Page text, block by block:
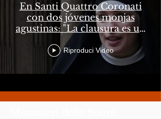
En Santi Quattro Coronati
con dos jóvenes monjas
agustinas: "La clausura es un
horizonte teológico"
Riproduci Video